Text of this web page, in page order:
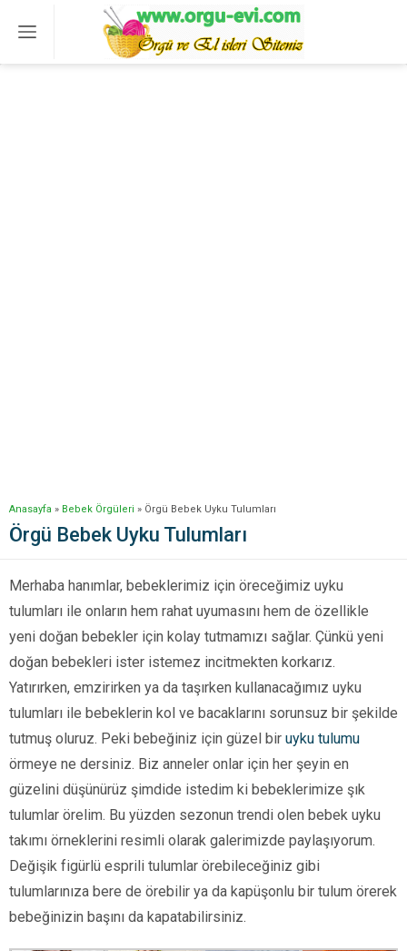
Anasayfa » Bebek Örgüleri » Örgü Bebek Uyku Tulumları
Örgü Bebek Uyku Tulumları
Merhaba hanımlar, bebeklerimiz için öreceğimiz uyku
tulumları ile onların hem rahat uyumasını hem de özellikle
yeni doğan bebekler için kolay tutmamızı sağlar. Çünkü yeni
doğan bebekleri ister istemez incitmekten korkarız.
Yatırırken, emzirirken ya da taşırken kullanacağımız uyku
tulumları ile bebeklerin kol ve bacaklarını sorunsuz bir şekilde
tutmuş oluruz. Peki bebeğiniz için güzel bir uyku tulumu
örmeye ne dersiniz. Biz anneler onlar için her şeyin en
güzelini düşünürüz şimdide istedim ki bebeklerimize şık
tulumlar örelim. Bu yüzden sezonun trendi olen bebek uyku
takımı örneklerini resimli olarak galerimizde paylaşıyorum.
Değişik figürlü esprili tulumlar örebileceğiniz gibi
tulumlarınıza bere de örebilir ya da kapüşonlu bir tulum örerek
bebeğinizin başını da kapatabilirsiniz.